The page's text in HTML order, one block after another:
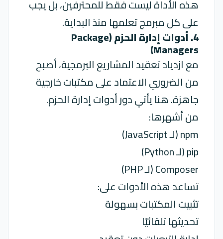
هذه الأداة ليست فقط للمحترفين، بل يجب
على كل مبرمج تعلمها منذ البداية.
4. أدوات إدارة الحزم (Package
Managers)
مع ازدياد تعقيد المشاريع البرمجية، أصبح
من الضروري الاعتماد على مكتبات خارجية
جاهزة. هنا يأتي دور أدوات إدارة الحزم.
من أشهرها:
npm (لـ JavaScript)
pip (لـ Python)
Composer (لـ PHP)
تساعد هذه الأدوات على:
تثبيت المكتبات بسهولة
تحديثها تلقائيًا